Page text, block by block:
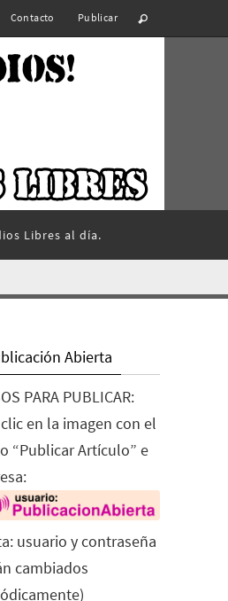
Contacto Publicar
Libres al día.
Abierta
PARA PUBLICAR:
en la imagen con el
“Publicar Artículo” e
usuario y contraseña
cambiados